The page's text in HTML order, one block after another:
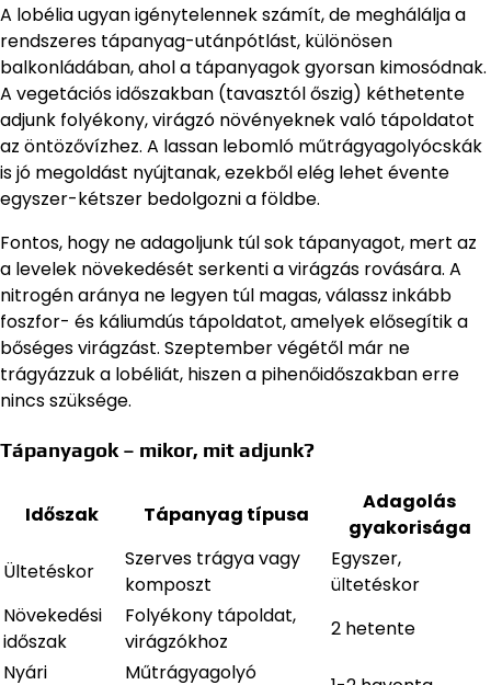
A lobélia ugyan igénytelennek számít, de meghálálja a
rendszeres tápanyag-utánpótlást, különösen
balkonládában, ahol a tápanyagok gyorsan kimosódnak.
A vegetációs időszakban (tavasztól őszig) kéthetente
adjunk folyékony, virágzó növényeknek való tápoldatot
az öntözővízhez. A lassan lebomló műtrágyagolyócskák
is jó megoldást nyújtanak, ezekből elég lehet évente
egyszer-kétszer bedolgozni a földbe.
Fontos, hogy ne adagoljunk túl sok tápanyagot, mert az
a levelek növekedését serkenti a virágzás rovására. A
nitrogén aránya ne legyen túl magas, válassz inkább
foszfor- és káliumdús tápoldatot, amelyek elősegítik a
bőséges virágzást. Szeptember végétől már ne
trágyázzuk a lobéliát, hiszen a pihenőidőszakban erre
nincs szüksége.
Tápanyagok – mikor, mit adjunk?
Időszak Tápanyag típusa
Adagolás
gyakorisága
Ültetéskor
Szerves trágya vagy
komposzt
Egyszer,
ültetéskor
Növekedési
időszak
Folyékony tápoldat,
virágzókhoz
2 hetente
Nyári
Műtrágyagolyó